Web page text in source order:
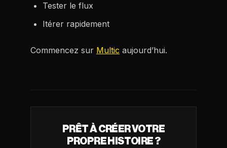
Tester le flux
Itérer rapidement
Commencez sur Multic aujourd’hui.
PRÊT À CRÉER VOTRE
PROPRE HISTOIRE ?